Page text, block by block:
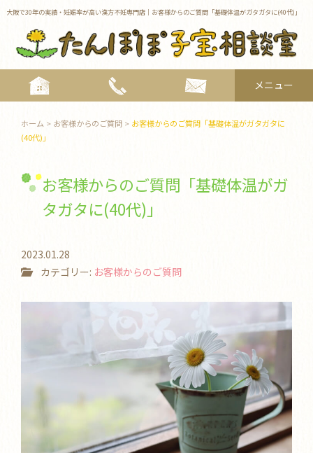
大阪で30年の実績・妊娠率が高い漢方不妊専門店｜お客様からのご質問「基礎体温がガタガタに(40代)」
メニュー
ホーム > お客様からのご質問 > お客様からのご質問「基礎体温がガタガタに
(40代)」
お客様からのご質問「基礎体温がガ
タガタに(40代)」
2023.01.28
カテゴリー: お客様からのご質問